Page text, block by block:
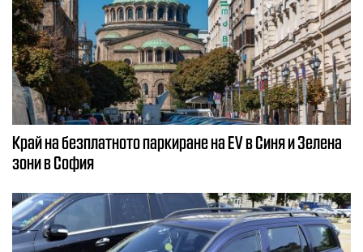
Край на безплатното паркиране на EV в Синя и Зелена
зони в София